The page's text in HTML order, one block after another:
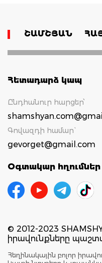
ՇԱՄՇՅԱՆ
Հետադարձ կապ
Ընդհանուր հարցեր՝
Գովազդի համար`
gevorget@gmail.com
Օգտակար հղումներ
© 2012-2023
իրավունքները
Հեղինակային բոլոր